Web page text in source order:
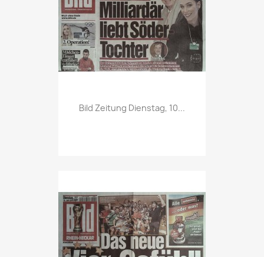
Vorschau
Bild Zeitung Dienstag, 10...